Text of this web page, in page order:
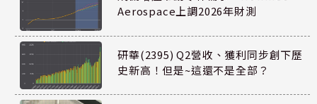
Aerospace上調2026年財測
研華(2395) Q2營收、獲利同步創下歷
史新高！但是~這還不是全部？